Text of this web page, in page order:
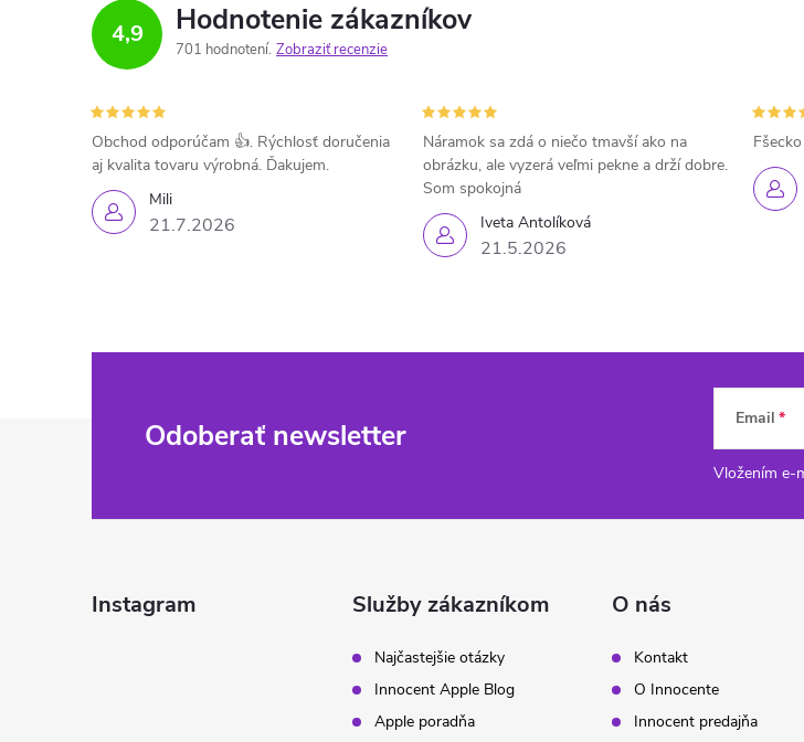
4,9 Hodnotenie zákazníkov
701 hodnotení Zobraziť recenzie
Mili
21.7.2026
Obchod odporúčam 👍. Rýchlosť doručenia
aj kvalita tovaru výrobná. Ďakujem.
Iveta Antolíková
21.5.2026
Náramok sa zdá o niečo tmavší ako na
obrázku, ale vyzerá veľmi pekne a drží dobre.
Som spokojná
Odoberať newsletter Email
Vložením e-
Instagram Služby zákazníkom
Najčastejšie otázky
Innocent Apple Blog
Apple poradňa
O nás
Kontakt
O Innocente
Innocent predajňa